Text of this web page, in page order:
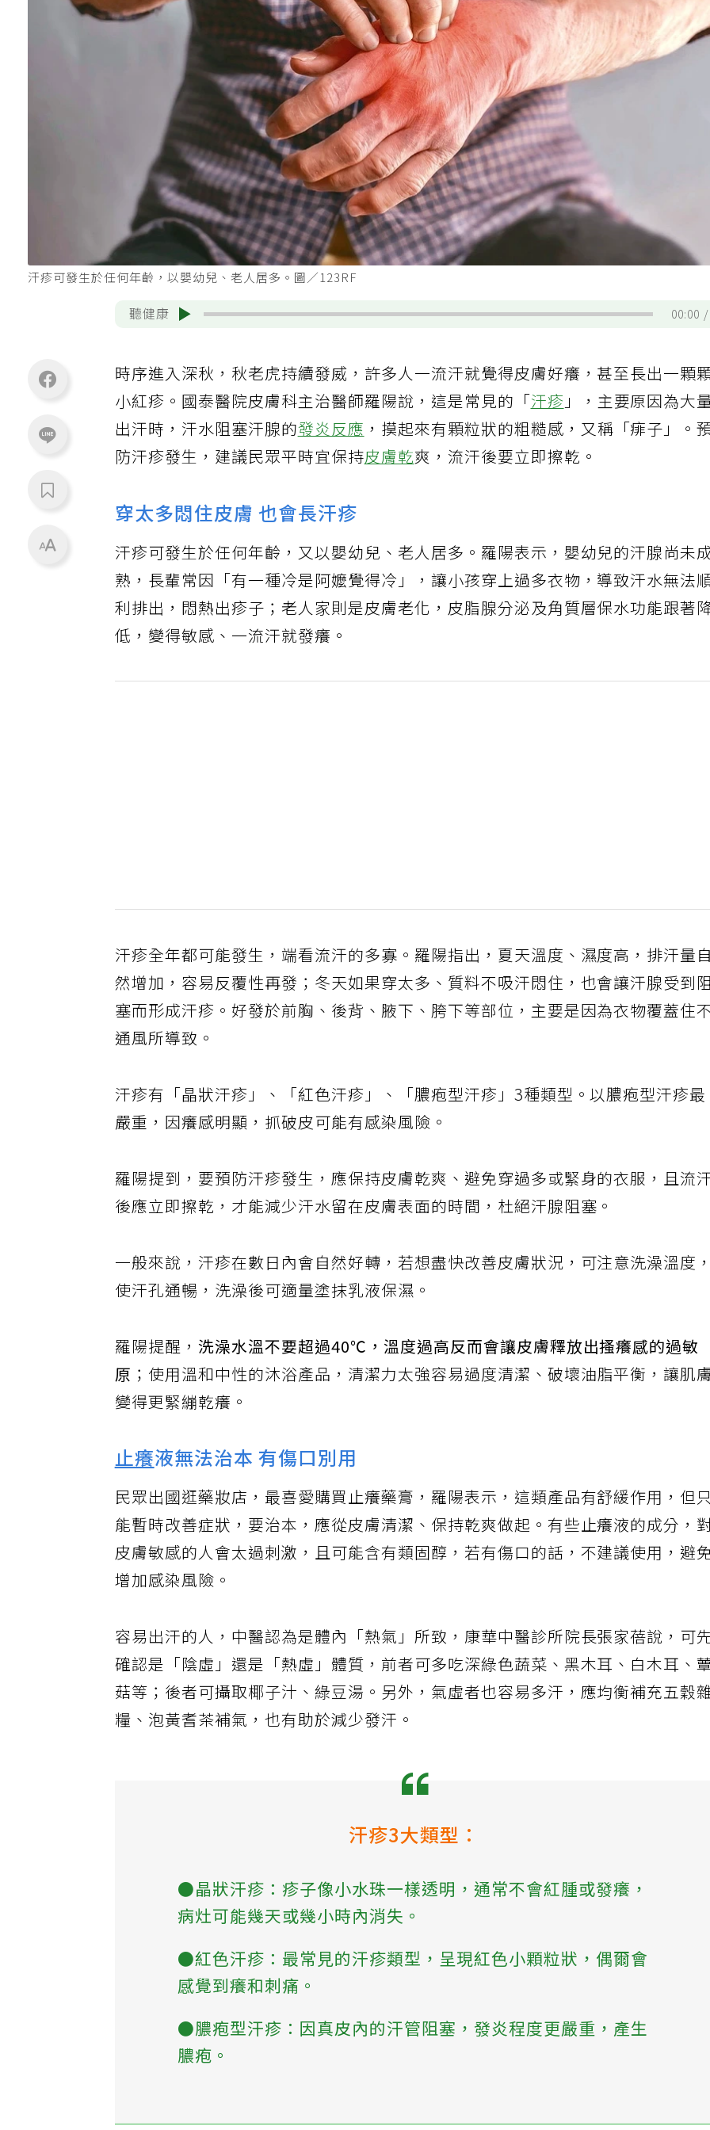
汗疹可發生於任何年齡，以嬰幼兒、老人居多。圖／123RF
聽健康 00:00
時序進入深秋，秋老虎持續發威，許多人一流汗就覺得皮膚好癢，甚至長出一顆
小紅疹。國泰醫院皮膚科主治醫師羅陽說，這是常見的「汗疹」，主要原因為大
出汗時，汗水阻塞汗腺的發炎反應 ，摸起來有顆粒狀的粗糙感，又稱「痱子」。
防汗疹發生，建議民眾平時宜保持皮膚乾爽，流汗後要立即擦乾。
穿太多悶住皮膚 也會長汗疹
汗疹可發生於任何年齡，又以嬰幼兒、老人居多。羅陽表示，嬰幼兒的汗腺尚未
熟，長輩常因「有一種冷是阿嬤覺得冷」，讓小孩穿上過多衣物，導致汗水無法
利排出，悶熱出疹子；老人家則是皮膚老化，皮脂腺分泌及角質層保水功能跟著
低，變得敏感、一流汗就發癢。
汗疹全年都可能發生，端看流汗的多寡。羅陽指出，夏天溫度、濕度高，排汗量自
然增加，容易反覆性再發；冬天如果穿太多、質料不吸汗悶住，也會讓汗腺受到
塞而形成汗疹。好發於前胸、後背、腋下、胯下等部位，主要是因為衣物覆蓋住
通風所導致。
汗疹有「晶狀汗疹」、「紅色汗疹」、「膿疱型汗疹」3種類型。以膿疱型汗疹最
嚴重，因癢感明顯，抓破皮可能有感染風險。
羅陽提到，要預防汗疹發生，應保持皮膚乾爽、避免穿過多或緊身的衣服，且流汗
後應立即擦乾，才能減少汗水留在皮膚表面的時間，杜絕汗腺阻塞。
一般來說，汗疹在數日內會自然好轉，若想盡快改善皮膚狀況，可注意洗澡溫度，
使汗孔通暢，洗澡後可適量塗抹乳液保濕。
羅陽提醒， 洗澡水溫不要超過40℃，溫度過高反而會讓皮膚釋放出搔癢感的過敏
原 ；使用溫和中性的沐浴產品，清潔力太強容易過度清潔、破壞油脂平衡，讓肌膚
變得更緊繃乾癢。
止癢液無法治本 有傷口別用
民眾出國逛藥妝店，最喜愛購買止癢藥膏，羅陽表示，這類產品有舒緩作用，但只
能暫時改善症狀，要治本，應從皮膚清潔、保持乾爽做起。有些止癢液的成分，對
皮膚敏感的人會太過刺激，且可能含有類固醇，若有傷口的話，不建議使用，避
增加感染風險。
容易出汗的人，中醫認為是體內「熱氣」所致，康華中醫診所院長張家蓓說，可
確認是「陰虛」還是「熱虛」體質，前者可多吃深綠色蔬菜、黑木耳、白木耳、
菇等；後者可攝取椰子汁、綠豆湯。另外，氣虛者也容易多汗，應均衡補充五穀
糧、泡黃耆茶補氣，也有助於減少發汗。
汗疹3大類型：
●晶狀汗疹：疹子像小水珠一樣透明，通常不會紅腫或發癢，
病灶可能幾天或幾小時內消失。
●紅色汗疹：最常見的汗疹類型，呈現紅色小顆粒狀，偶爾會
感覺到癢和刺痛。
●膿疱型汗疹：因真皮內的汗管阻塞，發炎程度更嚴重，產生
膿疱。